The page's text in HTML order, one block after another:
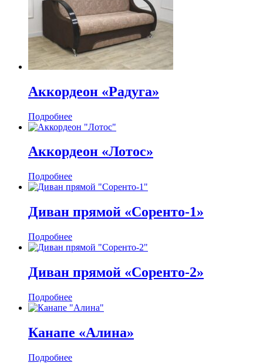
Аккордеон «Радуга»
Подробнее
Аккордеон «Лотос»
Подробнее
Диван прямой «Соренто-1»
Подробнее
Диван прямой «Соренто-2»
Подробнее
Канапе «Алина»
Подробнее